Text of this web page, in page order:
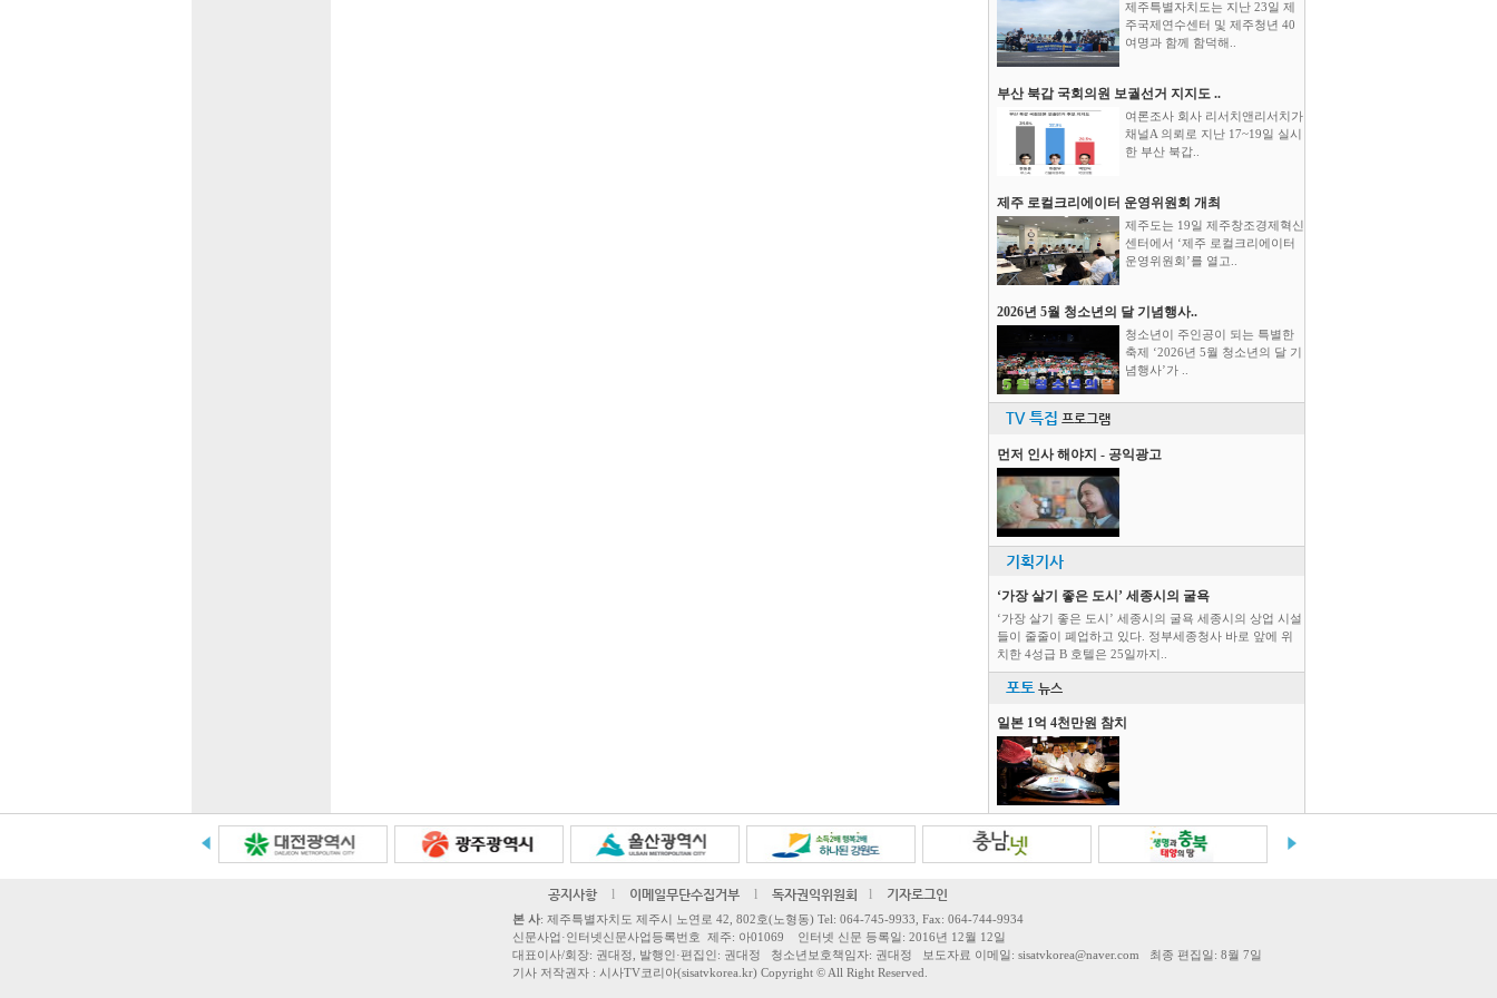
제주특별자치도는 지난 23일 제
주국제연수센터 및 제주청년 40
여명과 함께 함덕해..
부산 북갑 국회의원 보궐선거 지지도 ..
여론조사 회사 리서치앤리서치가
채널A 의뢰로 지난 17~19일 실시
한 부산 북갑..
제주 로컬크리에이터 운영위원회 개최
제주도는 19일 제주창조경제혁신
센터에서 ‘제주 로컬크리에이터
운영위원회’를 열고..
2026년 5월 청소년의 달 기념행사..
청소년이 주인공이 되는 특별한
축제 ‘2026년 5월 청소년의 달 기
념행사’가 ..
TV 특집 프로그램
먼저 인사 해야지 - 공익광고
기획기사
‘가장 살기 좋은 도시’ 세종시의 굴욕
‘가장 살기 좋은 도시’ 세종시의 굴욕 세종시의 상업 시설
들이 줄줄이 폐업하고 있다. 정부세종청사 바로 앞에 위
치한 4성급 B 호텔은 25일까지..
포토 뉴스
일본 1억 4천만원 참치
공지사항 l 이메일무단수집거부 l 독자권익위원회 l 기자로그인
본 사: 제주특별자치도 제주시 노연로 42, 802호(노형동) Tel: 064-745-9933, Fax: 064-744-9934
신문사업·인터넷신문사업등록번호 제주: 아01069 인터넷 신문 등록일: 2016년 12월 12일
대표이사/회장: 권대정, 발행인·편집인: 권대정 청소년보호책임자: 권대정 보도자료 이메일: sisatvkorea@naver.com 최종 편집일: 8월 7일
기사 저작권자 : 시사TV코리아(sisatvkorea.kr) Copyright © All Right Reserved.